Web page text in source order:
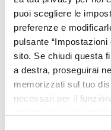
puoi scegliere le
preferenze e
pulsante
sito. Se chiudi questa
a destra, proseguirai
memorizzati sul tuo
necessari per il